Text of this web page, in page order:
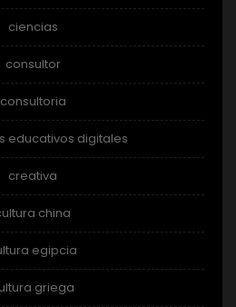
ciencias
consultor
consultoria
educativos digitales
creativa
china
egipcia
griega